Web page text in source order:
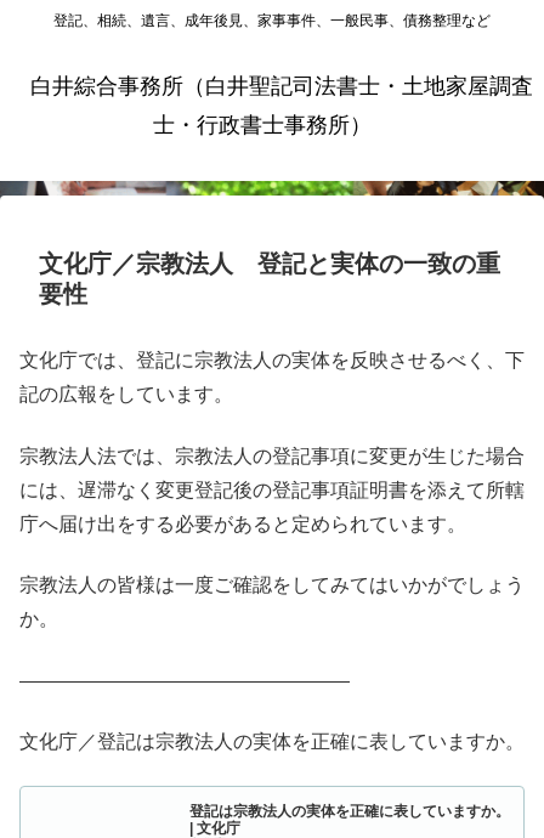
登記、相続、遺言、成年後見、家事事件、一般民事、債務整理など
白井綜合事務所（白井聖記司法書士・土地家屋調査
士・行政書士事務所）
文化庁／宗教法人 登記と実体の一致の重
要性
文化庁では、登記に宗教法人の実体を反映させるべく、下
記の広報をしています。
宗教法人法では、宗教法人の登記事項に変更が生じた場合
には、遅滞なく変更登記後の登記事項証明書を添えて所轄
庁へ届け出をする必要があると定められています。
宗教法人の皆様は一度ご確認をしてみてはいかがでしょう
か。
—————————————————
文化庁／登記は宗教法人の実体を正確に表していますか。
登記は宗教法人の実体を正確に表していますか。
| 文化庁